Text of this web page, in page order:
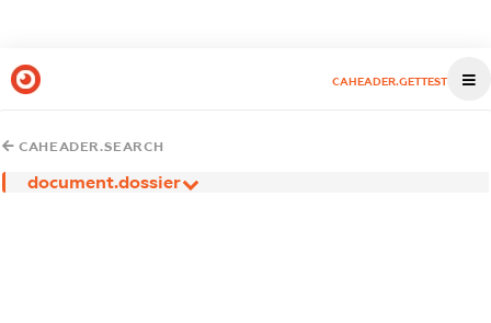
CAHEADER.GETTEST
CAHEADER.SEARCH
document.dossier